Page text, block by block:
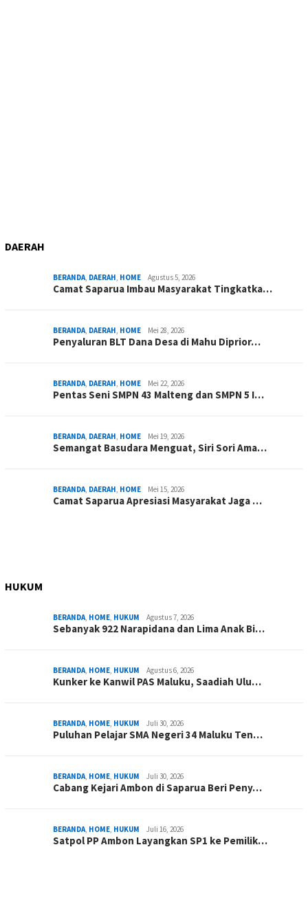
DAERAH
BERANDA, DAERAH, HOME Agustus 5, 2026
Camat Saparua Imbau Masyarakat Tingkatka…
BERANDA, DAERAH, HOME Mei 28, 2026
Penyaluran BLT Dana Desa di Mahu Diprior…
BERANDA, DAERAH, HOME Mei 22, 2026
Pentas Seni SMPN 43 Malteng dan SMPN 5 I…
BERANDA, DAERAH, HOME Mei 19, 2026
Semangat Basudara Menguat, Siri Sori Ama…
BERANDA, DAERAH, HOME Mei 15, 2026
Camat Saparua Apresiasi Masyarakat Jaga …
HUKUM
BERANDA, HOME, HUKUM Agustus 7, 2026
Sebanyak 922 Narapidana dan Lima Anak Bi…
BERANDA, HOME, HUKUM Agustus 6, 2026
Kunker ke Kanwil PAS Maluku, Saadiah Ulu…
BERANDA, HOME, HUKUM Juli 30, 2026
Puluhan Pelajar SMA Negeri 34 Maluku Ten…
BERANDA, HOME, HUKUM Juli 30, 2026
Cabang Kejari Ambon di Saparua Beri Peny…
BERANDA, HOME, HUKUM Juli 16, 2026
Satpol PP Ambon Layangkan SP1 ke Pemilik…